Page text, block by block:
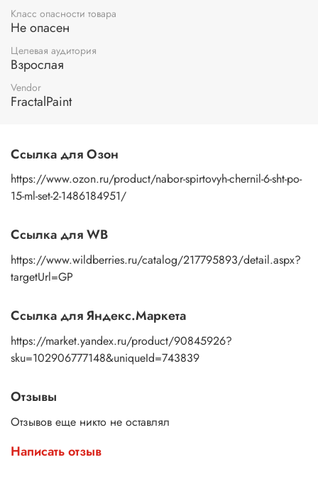
Класс опасности товара
Не опасен
Целевая аудитория
Взрослая
Vendor
FractalPaint
Ссылка для Озон
https://www.ozon.ru/product/nabor-spirtovyh-chernil-6-sht-po-
15-ml-set-2-1486184951/
Ссылка для WB
https://www.wildberries.ru/catalog/217795893/detail.aspx?
targetUrl=GP
Ссылка для Яндекс.Маркета
https://market.yandex.ru/product/90845926?
sku=102906777148&uniqueId=743839
Отзывы
Отзывов еще никто не оставлял
Написать отзыв